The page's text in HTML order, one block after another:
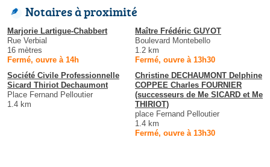
Notaires à proximité
Marjorie Lartigue-Chabbert
Rue Verbial
16 mètres
Fermé, ouvre à 14h
Maître Frédéric GUYOT
Boulevard Montebello
1.2 km
Fermé, ouvre à 13h30
Société Civile Professionnelle
Sicard Thiriot Dechaumont
Place Fernand Pelloutier
1.4 km
Christine DECHAUMONT Delphine
COPPEE Charles FOURNIER
(successeurs de Me SICARD et Me
THIRIOT)
place Fernand Pelloutier
1.4 km
Fermé, ouvre à 13h30